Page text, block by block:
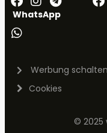
WhatsApp
Werbung schalten
Cookies
© 2025